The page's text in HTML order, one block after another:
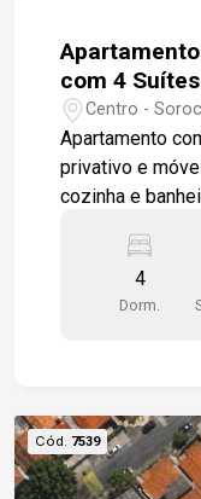
com 4
Sorocaba/SP
Centro -
Apartamento
privativo e
cozinha e
sendo 1
ambientes; -
privativo; -Hall
natural. Condomínio com: -Piscina; -Spa; -Sauna; -
Academia; -
festas; -
4
Dorm.
Cód. 7539